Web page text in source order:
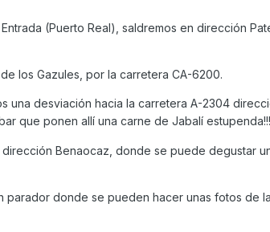
(Puerto Real), saldremos en dirección
los Gazules, por la carretera CA-6200.
una desviación hacia la carretera A-2304
que ponen allí una carne de Jabalí estupenda!!!
Benaocaz, donde se puede degustar
parador donde se pueden hacer unas fotos de